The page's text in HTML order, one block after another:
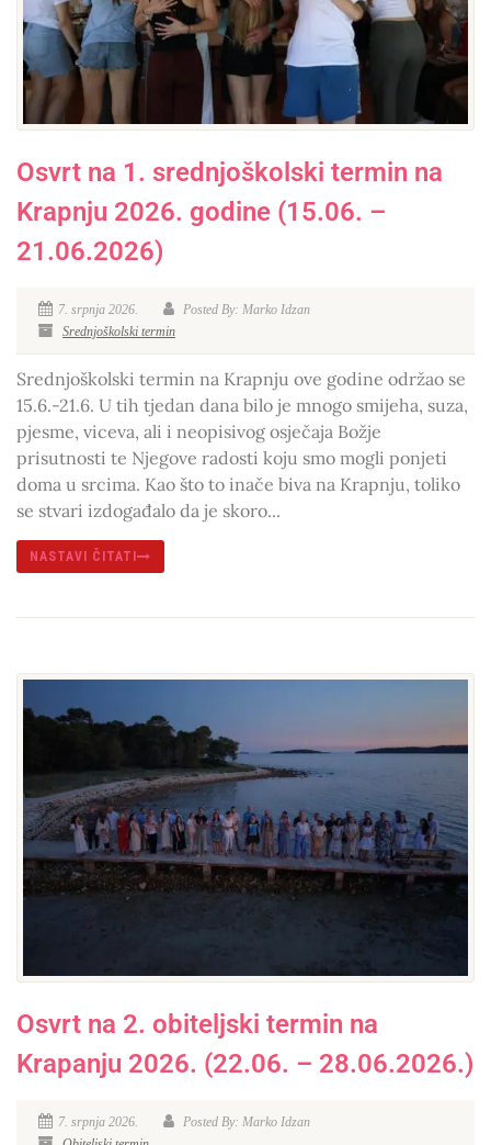
Osvrt na 1. srednjoškolski termin na
Krapnju 2026. godine (15.06. –
21.06.2026)
7. srpnja 2026.
Posted By: Marko Idzan
Srednjoškolski termin
Srednjoškolski termin na Krapnju ove godine održao se
15.6.-21.6. U tih tjedan dana bilo je mnogo smijeha, suza,
pjesme, viceva, ali i neopisivog osječaja Božje
prisutnosti te Njegove radosti koju smo mogli ponjeti
doma u srcima. Kao što to inače biva na Krapnju, toliko
se stvari izdogađalo da je skoro...
NASTAVI ČITATI
Osvrt na 2. obiteljski termin na
Krapanju 2026. (22.06. – 28.06.2026.)
7. srpnja 2026.
Posted By: Marko Idzan